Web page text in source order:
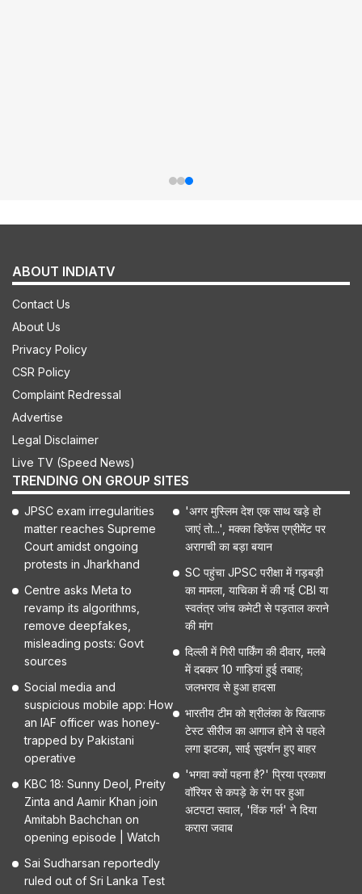
ABOUT INDIATV
Contact Us
About Us
Privacy Policy
CSR Policy
Complaint Redressal
Advertise
Legal Disclaimer
Live TV (Speed News)
TRENDING ON GROUP SITES
JPSC exam irregularities
matter reaches Supreme
Court amidst ongoing
protests in Jharkhand
Centre asks Meta to
revamp its algorithms,
remove deepfakes,
misleading posts: Govt
sources
Social media and
suspicious mobile app: How
an IAF officer was honey-
trapped by Pakistani
operative
KBC 18: Sunny Deol, Preity
Zinta and Aamir Khan join
Amitabh Bachchan on
opening episode | Watch
Sai Sudharsan reportedly
ruled out of Sri Lanka Test
'अगर मुस्लिम देश एक साथ खड़े हो
जाएं तो...', मक्का डिफेंस एग्रीमेंट पर
अरागची का बड़ा बयान
SC पहुंचा JPSC परीक्षा में गड़बड़ी
का मामला, याचिका में की गई CBI या
स्वतंत्र जांच कमेटी से पड़ताल कराने
की मांग
दिल्ली में गिरी पार्किंग की दीवार, मलबे
में दबकर 10 गाड़ियां हुई तबाह;
जलभराव से हुआ हादसा
भारतीय टीम को श्रीलंका के खिलाफ
टेस्ट सीरीज का आगाज होने से पहले
लगा झटका, साई सुदर्शन हुए बाहर
'भगवा क्यों पहना है?' प्रिया प्रकाश
वॉरियर से कपड़े के रंग पर हुआ
अटपटा सवाल, 'विंक गर्ल' ने दिया
करारा जवाब